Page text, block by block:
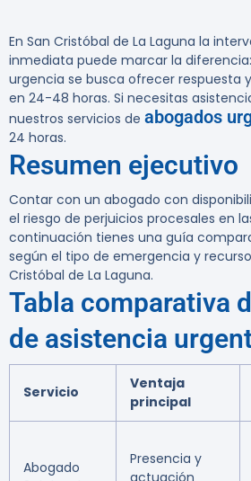
En San Cristóbal de La Laguna la
inmediata puede marcar la
urgencia se busca ofrecer respuesta
en 24-48 horas. Si necesitas
nuestros servicios de abogados
24 horas.
Resumen ejecutivo
Contar con un abogado con
el riesgo de perjuicios procesales en
continuación tienes una guía
según el tipo de emergencia y
Cristóbal de La Laguna.
Tabla comparativa
de asistencia
Servicio
Ventaja
principal
Abogado
Presencia y